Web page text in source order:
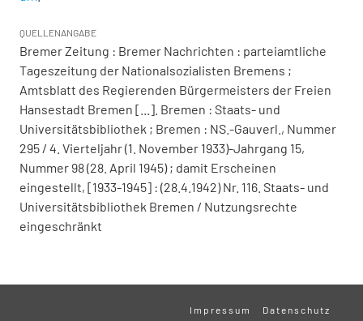
QUELLENANGABE
Bremer Zeitung : Bremer Nachrichten : parteiamtliche
Tageszeitung der Nationalsozialisten Bremens ;
Amtsblatt des Regierenden Bürgermeisters der Freien
Hansestadt Bremen [...]. Bremen : Staats- und
Universitätsbibliothek ; Bremen : NS.-Gauverl., Nummer
295 / 4. Vierteljahr (1. November 1933)-Jahrgang 15,
Nummer 98 (28. April 1945) ; damit Erscheinen
eingestellt, [1933-1945] : (28.4.1942) Nr. 116. Staats- und
Universitätsbibliothek Bremen / Nutzungsrechte
eingeschränkt
Impressum Datenschutz